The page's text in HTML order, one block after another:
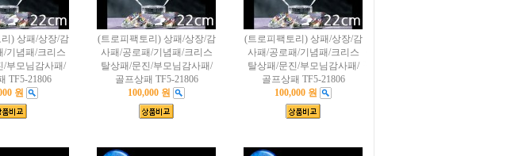
) 상패/상장/감
/기념패/크리스
/부모님감사패/
TF5-21806
원
(트로피팩토리) 상패/상장/감
사패/공로패/기념패/크리스
탈상패/문진/부모님감사패/
골프상패 TF5-21806
100,000 원
(트로피팩토리) 상패/상장/감
사패/공로패/기념패/크리스
탈상패/문진/부모님감사패/
골프상패 TF5-21806
100,000 원